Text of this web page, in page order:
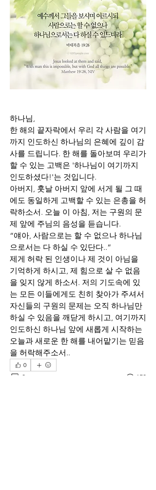
하나님,
한 해의 끝자락에서 우리 각 사람을 여기
까지 인도하신 하나님의 은혜에 깊이 감
사를 드립니다. 한 해를 돌아보며 우리가
할 수 있는 고백은 '하나님이 여기까지
인도하셨다!'는 것입니다.
아버지, 훗날 아버지 앞에 서게 될 그 때
에도 동일하게 고백할 수 있는 은총을 허
락하소서. 오늘 이 아침, 저는 구원의 문
제 앞에 주님의 음성을 듣습니다.
“얘아, 사람으로는 할 수 없으나 하나님
으로서는 다 하실 수 있단다..”
제게 허락 된 인생이나 제 것이 아님을
기억하게 하시고, 제 힘으로 살 수 없음
을 잊지 않게 하소서. 저의 기도속에 있
는 모든 이들에게도 친히 찾아가 주셔서
자신들의 구원의 문제는 오직 하나님만
하실 수 있음을 깨닫게 하시고, 여기까지
인도하신 하나님 앞에 새롭게 시작하는
오늘과 새로운 한 해를 내어맡기는 믿음
을 허락해주소서..
0
0 150